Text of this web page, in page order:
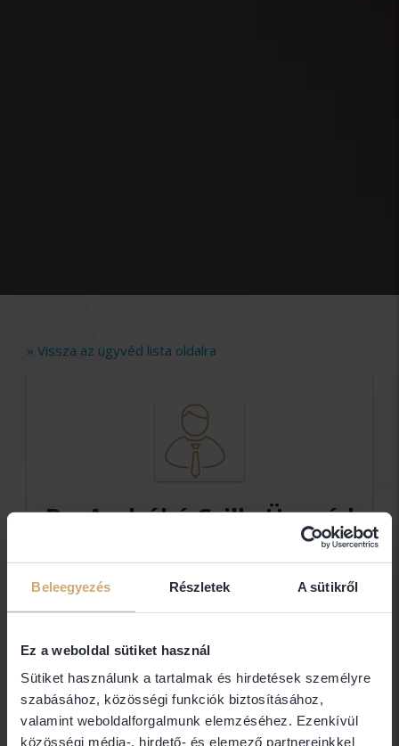
Beleegyezés Részletek A sütikről
Ez a weboldal sütiket használ
Sütiket használunk a tartalmak és hirdetések személyre
szabásához, közösségi funkciók biztosításához,
valamint weboldalforgalmunk elemzéséhez. Ezenkívül
közösségi média-, hirdető- és elemező partnereinkkel
» Vissza az ügyvéd lista oldalra
Dr. Andrékó Csilla Ügyvéd
ANDRÉKÓ KINSTELLAR ÜGYVÉDI
IRODA
Elérhetőségek
1054 Budapest